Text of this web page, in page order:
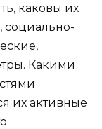
каковы их
социально-
Какими
их активные